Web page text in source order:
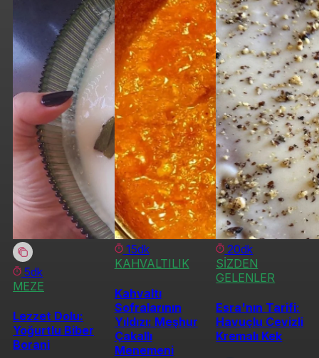
5dk
MEZE
Lezzet Dolu:
Yoğurtlu Biber
Borani
15dk
KAHVALTILIK
Kahvaltı
Sofralarının
Yıldızı: Meşhur
Çakallı
Menemeni
20dk
SİZDEN
GELENLER
Esra'nın Tarifi:
Havuçlu Cevizli
Kremalı Kek